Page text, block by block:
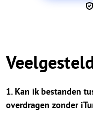
1. Kan ik bestanden
overdragen zonder